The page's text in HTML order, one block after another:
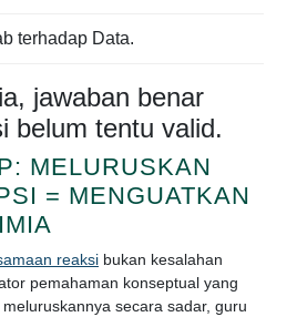
terhadap Data.
jawaban benar
belum tentu valid.
MELURUSKAN
= MENGUATKAN
reaksi bukan kesalahan
pemahaman konseptual yang
secara sadar, guru